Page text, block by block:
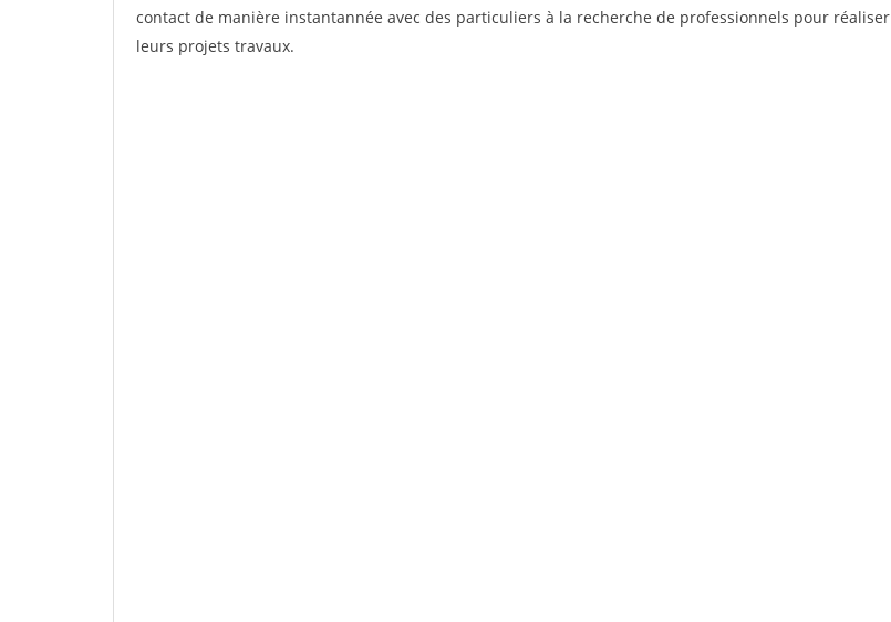
contact de manière instantannée avec des particuliers à la recherche de professionnels pour réaliser
leurs projets travaux.